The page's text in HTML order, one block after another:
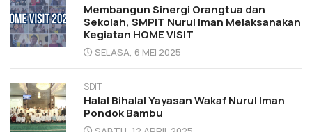
Membangun Sinergi Orangtua dan
Sekolah, SMPIT Nurul Iman Melaksanakan
Kegiatan HOME VISIT
SELASA, 6 MEI 2025
SDIT
Halal Bihalal Yayasan Wakaf Nurul Iman
Pondok Bambu